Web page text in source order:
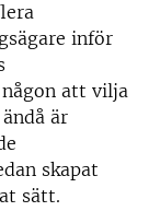
inför
att vilja
är
skapat
sätt.